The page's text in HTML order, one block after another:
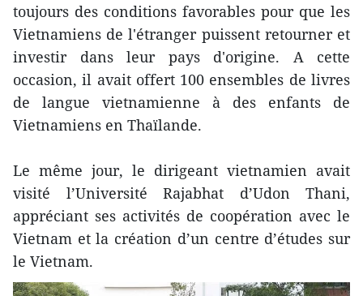
toujours des conditions favorables pour que les
Vietnamiens de l'étranger puissent retourner et
investir dans leur pays d'origine. A cette
occasion, il avait offert 100 ensembles de livres
de langue vietnamienne à des enfants de
Vietnamiens en Thaïlande.
Le même jour, le dirigeant vietnamien avait
visité l’Université Rajabhat d’Udon Thani,
appréciant ses activités de coopération avec le
Vietnam et la création d’un centre d’études sur
le Vietnam.